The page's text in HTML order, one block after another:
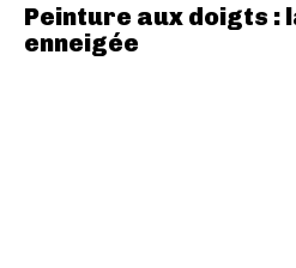
Peinture aux doigts :
enneigée